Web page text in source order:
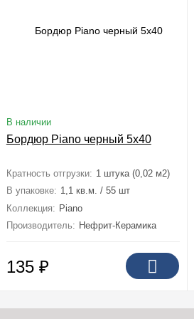
В наличии
Бордюр Piano черный 5x40
Кратность отгрузки: 1 штука (0,02 м2)
В упаковке: 1,1 кв.м. / 55 шт
Коллекция: Piano
Производитель: Нефрит-Керамика
135 ₽